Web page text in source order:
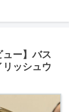
ュー】バス
ッシュウ